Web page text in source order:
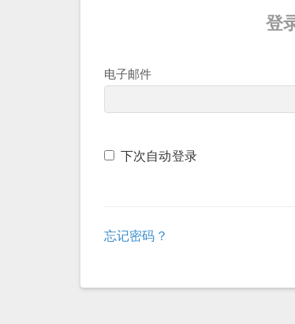
登
电子邮件
下次自动登录
忘记密码？